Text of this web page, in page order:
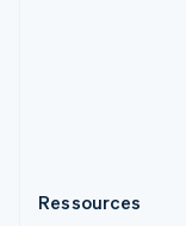
Ressources